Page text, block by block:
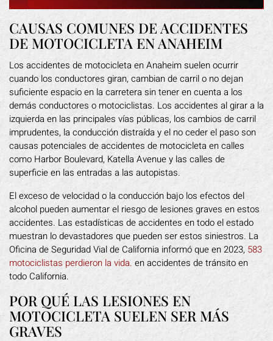
CAUSAS COMUNES DE ACCIDENTES
DE MOTOCICLETA EN ANAHEIM
Los accidentes de motocicleta en Anaheim suelen ocurrir
cuando los conductores giran, cambian de carril o no dejan
suficiente espacio en la carretera sin tener en cuenta a los
demás conductores o motociclistas. Los accidentes al girar a la
izquierda en las principales vías públicas, los cambios de carril
imprudentes, la conducción distraída y el no ceder el paso son
causas potenciales de accidentes de motocicleta en calles
como Harbor Boulevard, Katella Avenue y las calles de
superficie en las entradas a las autopistas.
El exceso de velocidad o la conducción bajo los efectos del
alcohol pueden aumentar el riesgo de lesiones graves en estos
accidentes. Las estadísticas de accidentes en todo el estado
muestran lo devastadores que pueden ser estos siniestros. La
Oficina de Seguridad Vial de California informó que en 2023, 583
motociclistas perdieron la vida. en accidentes de tránsito en
todo California.
POR QUÉ LAS LESIONES EN
MOTOCICLETA SUELEN SER MÁS
GRAVES